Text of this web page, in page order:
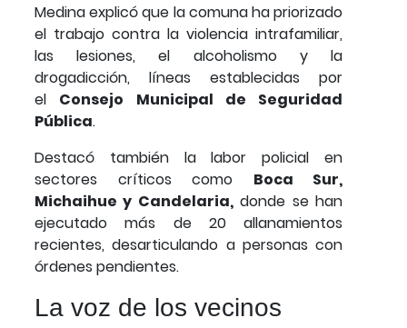
Medina explicó que la comuna ha priorizado
el trabajo contra la violencia intrafamiliar,
las lesiones, el alcoholismo y la
drogadicción, líneas establecidas por
el Consejo Municipal de Seguridad
Pública.
Destacó también la labor policial en
sectores críticos como Boca Sur,
Michaihue y Candelaria,donde se han
ejecutado más de 20 allanamientos
recientes, desarticulando a personas con
órdenes pendientes.
La voz de los vecinos